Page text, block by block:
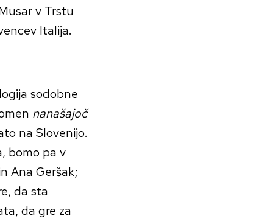
v Trstu
Italija.
sodobne
nanašajoč
na Slovenijo.
bomo pa v
Ana Geršak;
da sta
da gre za